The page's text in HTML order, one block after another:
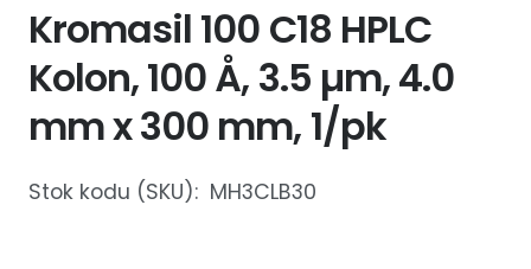
Kromasil 100 C18 HPLC
Kolon, 100 Å, 3.5 µm, 4.0
mm x 300 mm, 1/pk
Stok kodu (SKU): MH3CLB30